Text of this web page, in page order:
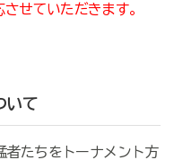
せていただきます。
いて
者たちをトーナメント方